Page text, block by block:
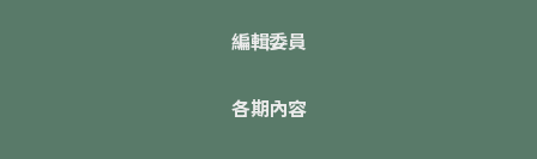
編輯委員
各期內容